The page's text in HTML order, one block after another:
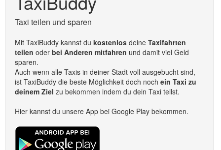
Taxi teilen und sparen
Mit TaxiBuddy kannst du kostenlos deine Taxifahrten
teilen oder bei Anderen mitfahren und damit viel Geld
sparen.
Auch wenn alle Taxis in deiner Stadt voll ausgebucht sind,
ist TaxiBuddy die beste Möglichkeit doch noch ein Taxi zu
deinem Ziel zu bekommen indem du dein Taxi teilst.
Hier kannst du unsere App bei Google Play bekommen.